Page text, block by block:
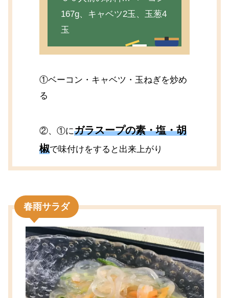
167g、キャベツ2玉、玉葱4
玉
①ベーコン・キャベツ・玉ねぎを炒め
る
②、①にガラスープの素・塩・胡
椒で味付けをすると出来上がり
春雨サラダ